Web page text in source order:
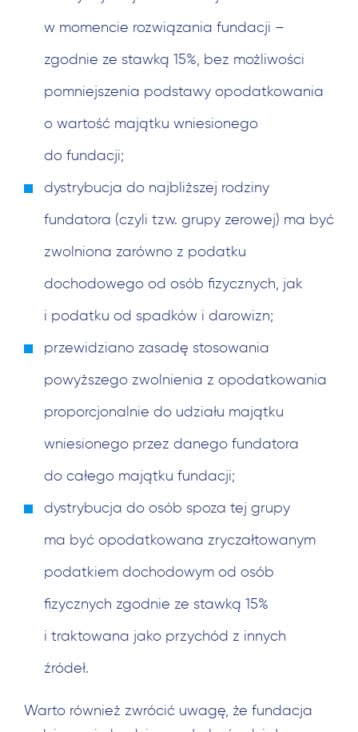
w momencie rozwiązania fundacji –
zgodnie ze stawką 15%, bez możliwości
pomniejszenia podstawy opodatkowania
o wartość majątku wniesionego
do fundacji;
dystrybucja do najbliższej rodziny
fundatora (czyli tzw. grupy zerowej) ma być
zwolniona zarówno z podatku
dochodowego od osób fizycznych, jak
i podatku od spadków i darowizn;
przewidziano zasadę stosowania
powyższego zwolnienia z opodatkowania
proporcjonalnie do udziału majątku
wniesionego przez danego fundatora
do całego majątku fundacji;
dystrybucja do osób spoza tej grupy
ma być opodatkowana zryczałtowanym
podatkiem dochodowym od osób
fizycznych zgodnie ze stawką 15%
i traktowana jako przychód z innych
źródeł.
Warto również zwrócić uwagę, że fundacja